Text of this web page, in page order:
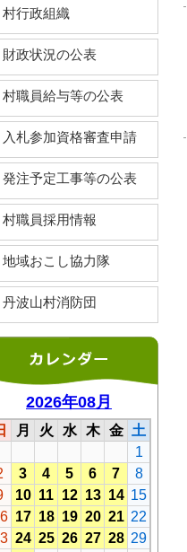
村行政組織
財政状況の公表
村職員給与等の公表
入札参加資格審査申請
発注予定工事等の公表
村職員採用情報
地域おこし協力隊
丹波山村消防団